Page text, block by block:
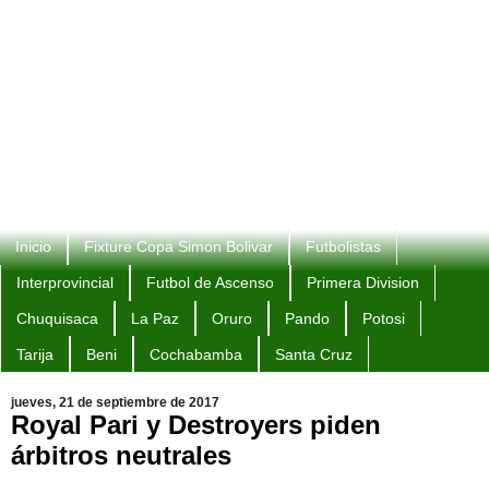
Inicio Fixture Copa Simon Bolivar Futbolistas
Interprovincial Futbol de Ascenso Primera Division
Chuquisaca La Paz Oruro Pando Potosi
Tarija Beni Cochabamba Santa Cruz
jueves, 21 de septiembre de 2017
Royal Pari y Destroyers piden
árbitros neutrales